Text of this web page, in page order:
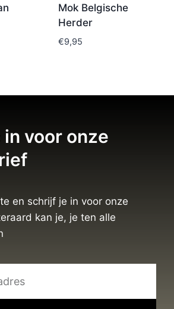
Mok Belgische
Herder
€9,95
voor onze
en schrijf je in voor onze
kan je, je ten alle